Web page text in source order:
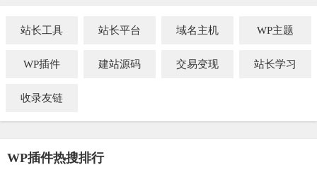
站长工具 站长平台 域名主机 WP主题
WP插件 建站源码 交易变现 站长学习
收录友链
WP插件热搜排行